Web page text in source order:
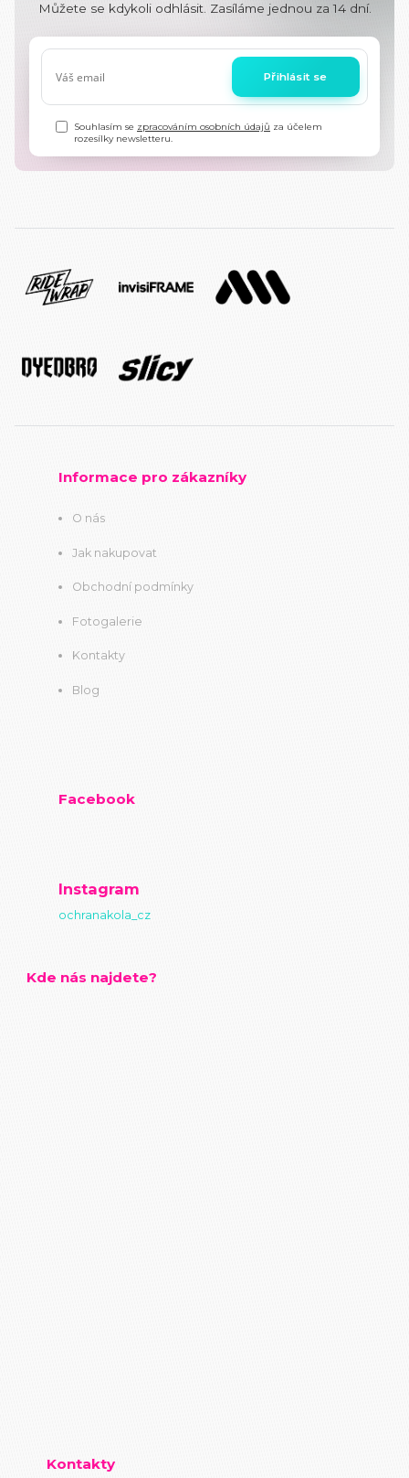
Můžete se kdykoli odhlásit. Zasíláme jednou za 14 dní.
Přihlásit se
Souhlasím se zpracováním osobních údajů za účelem
rozesílky newsletteru.
Informace pro zákazníky
O nás
Jak nakupovat
Obchodní podmínky
Fotogalerie
Kontakty
Blog
Facebook
Instagram
ochranakola_cz
Kde nás najdete?
Kontakty